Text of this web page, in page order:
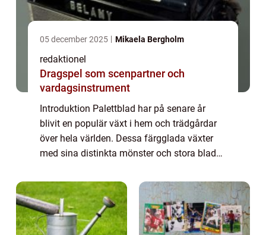
05 december 2025 Mikaela Bergholm
redaktionel
Dragspel som scenpartner och
vardagsinstrument
Introduktion Palettblad har på senare år
blivit en populär växt i hem och trädgårdar
över hela världen. Dessa färgglada växter
med sina distinkta mönster och stora blad
skötsel. I denna artikel kommer vi a...